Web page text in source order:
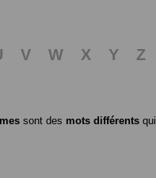
V W X Y
Z
sont des mots différents qui